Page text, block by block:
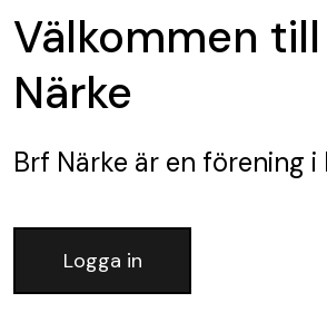
Välkommen
Närke
Brf Närke är en förening i
Logga in